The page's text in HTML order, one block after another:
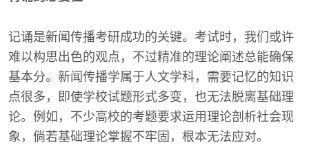
记诵是新闻传播考研成功的关键。考试时，我们或许
难以构思出色的观点，不过精准的理论阐述总能确保
基本分。新闻传播学属于人文学科，需要记忆的知识
点很多，即使学校试题形式多变，也无法脱离基础理
论。例如，不少高校的考题要求运用理论剖析社会现
象，倘若基础理论掌握不牢固，根本无法应对。